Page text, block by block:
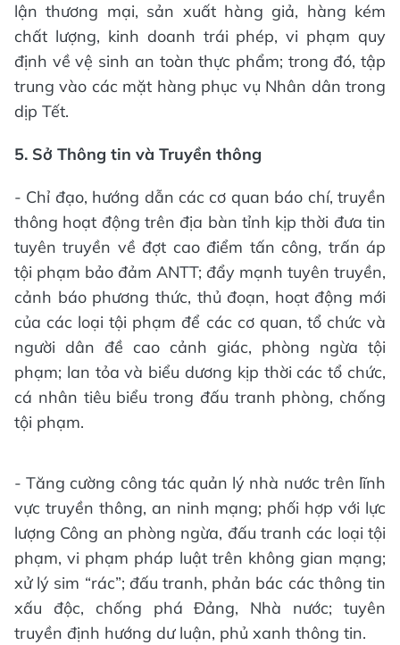
lận thương mại, sản xuất hàng giả, hàng kém
chất lượng, kinh doanh trái phép, vi phạm quy
định về vệ sinh an toàn thực phẩm; trong đó, tập
trung vào các mặt hàng phục vụ Nhân dân trong
dịp Tết.
5. Sở Thông tin và Truyền thông
- Chỉ đạo, hướng dẫn các cơ quan báo chí, truyền
thông hoạt động trên địa bàn tỉnh kịp thời đưa tin
tuyên truyền về đợt cao điểm tấn công, trấn áp
tội phạm bảo đảm ANTT; đẩy mạnh tuyên truyền,
cảnh báo phương thức, thủ đoạn, hoạt động mới
của các loại tội phạm để các cơ quan, tổ chức và
người dân đề cao cảnh giác, phòng ngừa tội
phạm; lan tỏa và biểu dương kịp thời các tổ chức,
cá nhân tiêu biểu trong đấu tranh phòng, chống
tội phạm.
- Tăng cường công tác quản lý nhà nước trên lĩnh
vực truyền thông, an ninh mạng; phối hợp với lực
lượng Công an phòng ngừa, đấu tranh các loại tội
phạm, vi phạm pháp luật trên không gian mạng;
xử lý sim “rác”; đấu tranh, phản bác các thông tin
xấu độc, chống phá Đảng, Nhà nước; tuyên
truyền định hướng dư luận, phủ xanh thông tin.